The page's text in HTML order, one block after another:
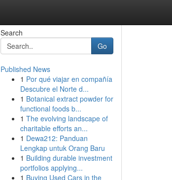
Search
Go
Published News
1 Por qué viajar en compañía
Descubre el Norte d...
1 Botanical extract powder for
functional foods b...
1 The evolving landscape of
charitable efforts an...
1 Dewa212: Panduan
Lengkap untuk Orang Baru
1 Building durable investment
portfolios applying...
1 Buying Used Cars in the